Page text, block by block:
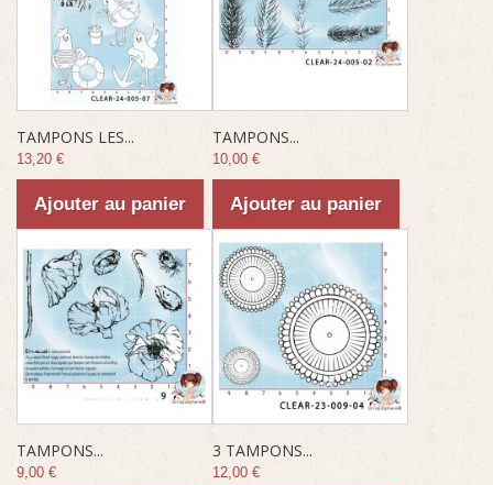
TAMPONS LES...
13,20 €
Ajouter au panier
TAMPONS...
10,00 €
Ajouter au panier
TAMPONS...
9,00 €
3 TAMPONS...
12,00 €